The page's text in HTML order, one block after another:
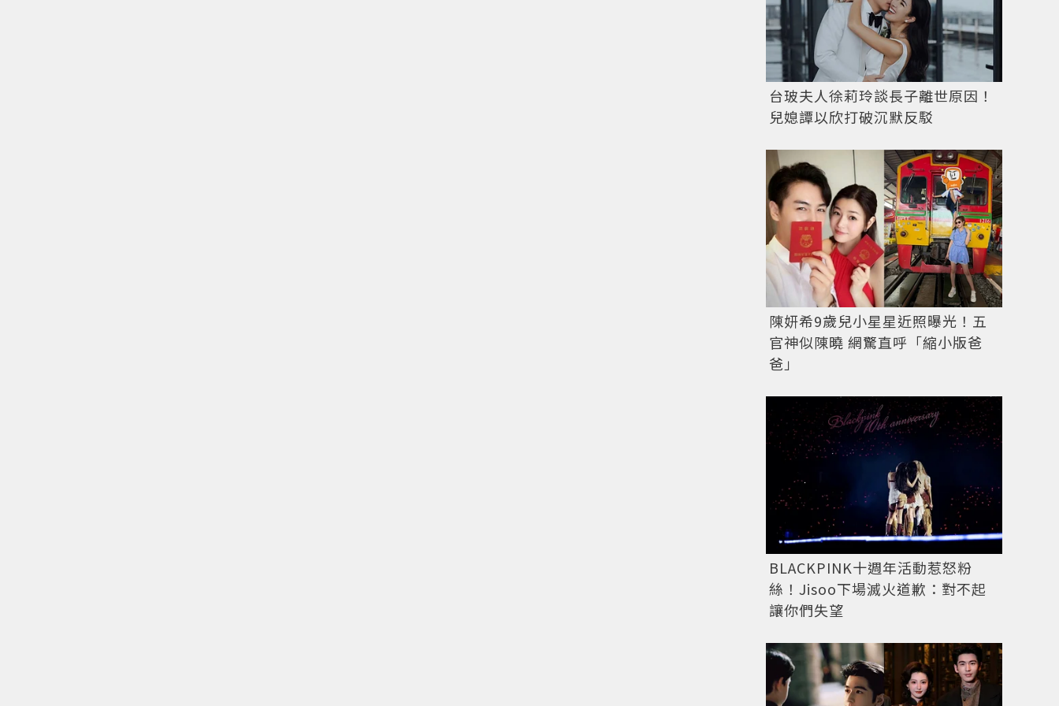
IG@yijiun_lee授權
台玻夫人徐莉玲談長子離世原因！
兒媳譚以欣打破沉默反駁
陳妍希9歲兒小星星近照曝光！五
官神似陳曉 網驚直呼「縮小版爸
爸」
BLACKPINK十週年活動惹怒粉
絲！Jisoo下場滅火道歉：對不起
讓你們失望